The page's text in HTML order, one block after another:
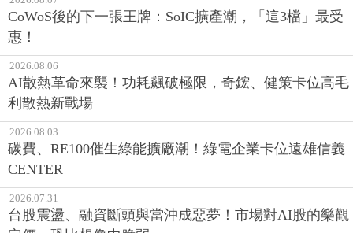
CoWoS後的下一張王牌：SoIC擴產潮，「這3檔」最受
惠！
2026.08.06
AI散熱革命來襲！功耗飆破極限，奇鋐、健策卡位高毛
利散熱新戰場
2026.08.03
碳費、RE100催生綠能擴廠潮！綠電企業卡位遠雄信義
CENTER
2026.07.31
台股震盪、融資斷頭與當沖成惡夢！市場對AI股的樂觀